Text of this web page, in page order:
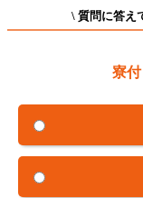
\ 質問に答え
寮